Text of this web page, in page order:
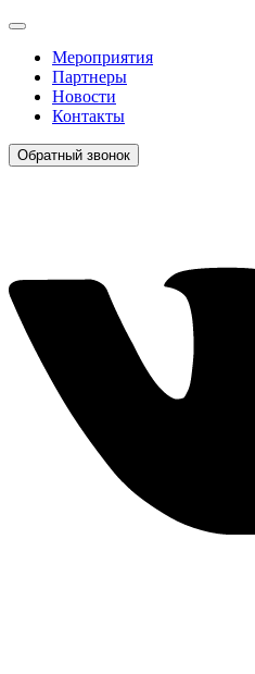
Мероприятия
Партнеры
Новости
Контакты
Обратный звонок